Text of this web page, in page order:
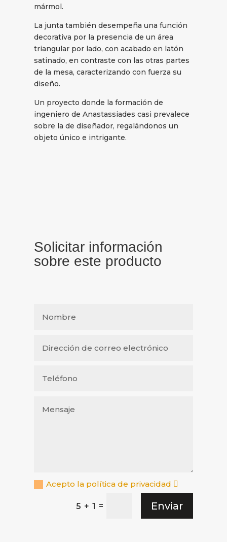
mármol.
La junta también desempeña una función
decorativa por la presencia de un área
triangular por lado, con acabado en latón
satinado, en contraste con las otras partes
de la mesa, caracterizando con fuerza su
diseño.
Un proyecto donde la formación de
ingeniero de Anastassiades casi prevalece
sobre la de diseñador, regalándonos un
objeto único e intrigante.
Solicitar información
sobre este producto
Acepto la política de privacidad
5 + 1 = Enviar